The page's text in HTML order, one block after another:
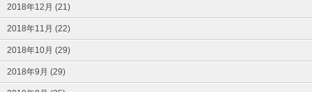
2018年12月 (21)
2018年11月 (22)
2018年10月 (29)
2018年9月 (29)